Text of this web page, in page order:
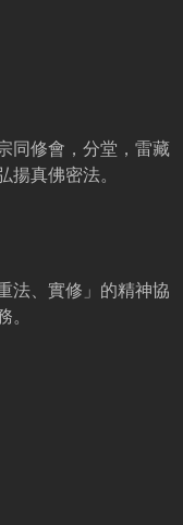
同修會，分堂，雷藏
揚真佛密法。
法、實修」的精神協
。